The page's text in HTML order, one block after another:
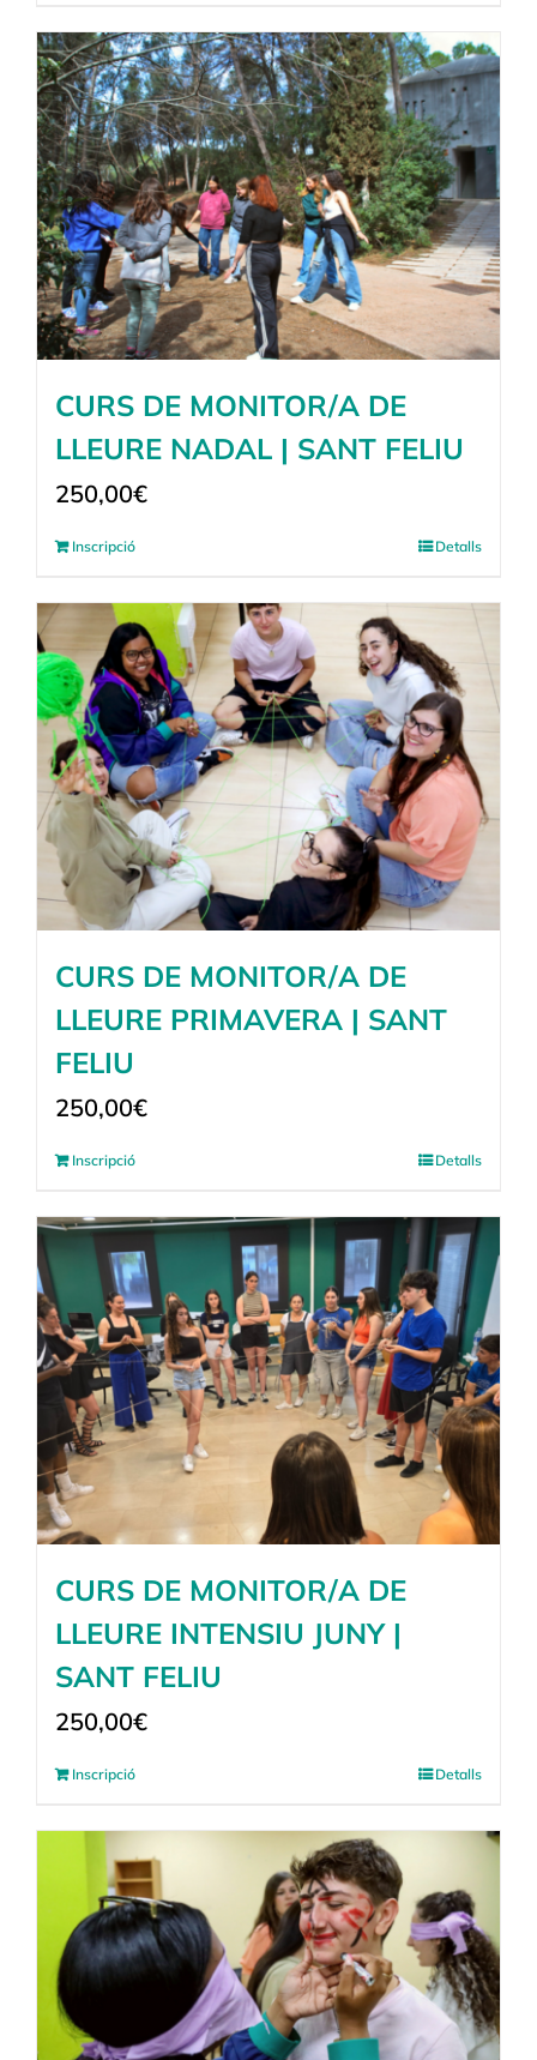
CURS DE MONITOR/A DE
LLEURE NADAL | SANT FELIU
250,00€
Inscripció Detalls
CURS DE MONITOR/A DE
LLEURE PRIMAVERA | SANT
FELIU
250,00€
Inscripció Detalls
CURS DE MONITOR/A DE
LLEURE INTENSIU JUNY |
SANT FELIU
250,00€
Inscripció Detalls